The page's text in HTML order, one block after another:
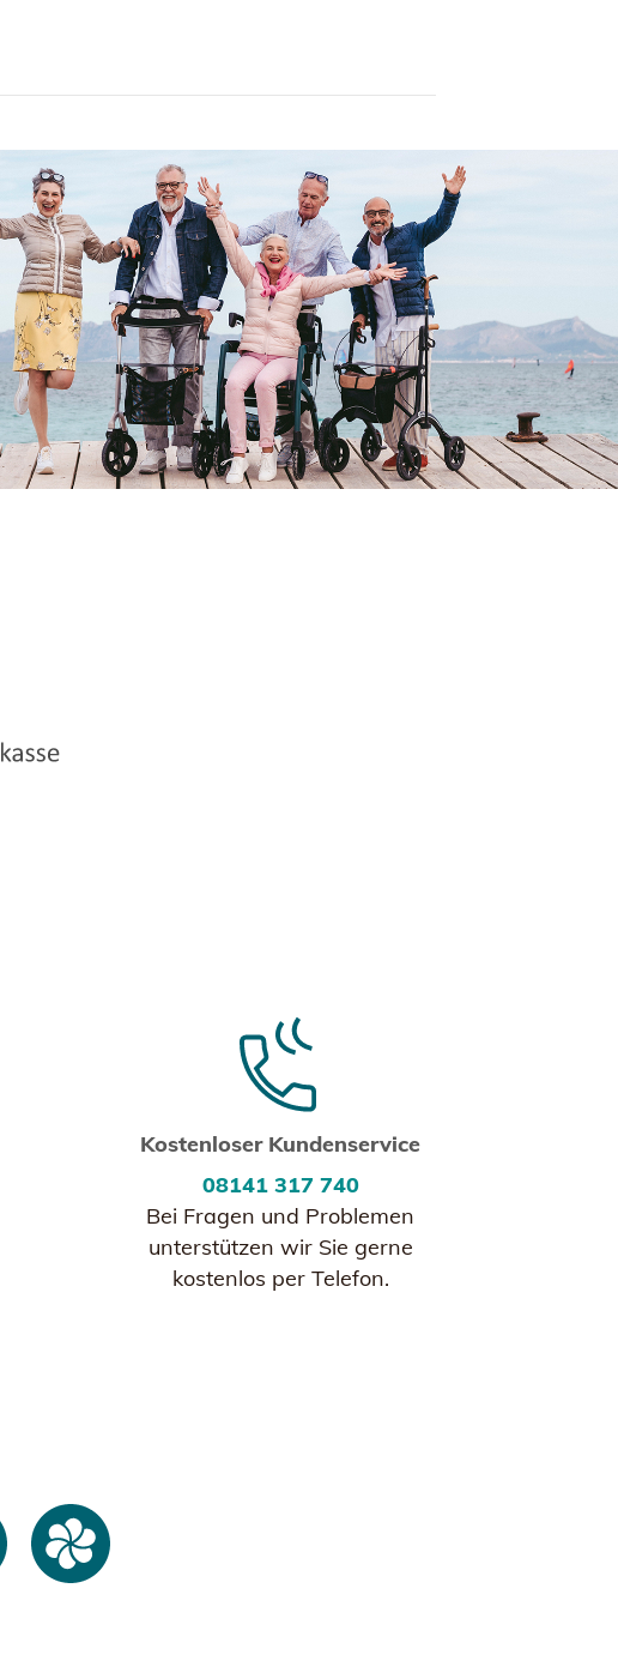
Kostenloser Kundenservice
08141 317 740
Bei Fragen und Problemen
unterstützen wir Sie gerne
kostenlos per Telefon.